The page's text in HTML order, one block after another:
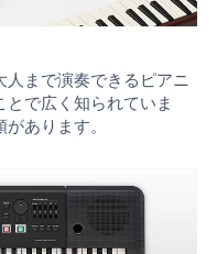
まで演奏できるピアニ
で広く知られていま
あります。